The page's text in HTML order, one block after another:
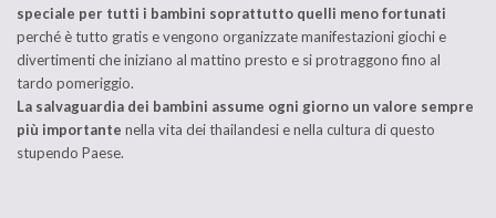
speciale per tutti i bambini soprattutto quelli meno fortunati
perché è tutto gratis e vengono organizzate manifestazioni giochi e
divertimenti che iniziano al mattino presto e si protraggono fino al
tardo pomeriggio.
La salvaguardia dei bambini assume ogni giorno un valore sempre
più importante nella vita dei thailandesi e nella cultura di questo
stupendo Paese.